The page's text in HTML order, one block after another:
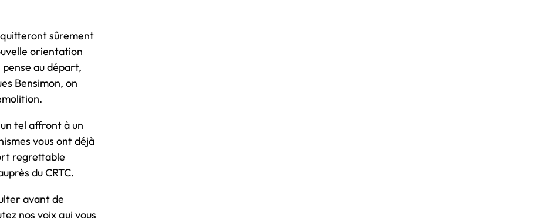
sûrement
orientation
au départ,
Bensimon, on
tel affront à un
vous ont déjà
regrettable
du CRTC.
avant de
nos voix qui vous